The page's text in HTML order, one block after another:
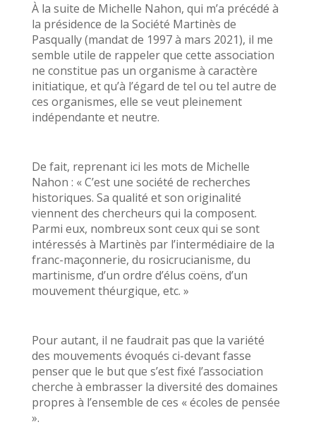
À la suite de Michelle Nahon, qui m’a précédé à
la présidence de la Société Martinès de
Pasqually (mandat de 1997 à mars 2021), il me
semble utile de rappeler que cette association
ne constitue pas un organisme à caractère
initiatique, et qu’à l’égard de tel ou tel autre de
ces organismes, elle se veut pleinement
indépendante et neutre.
De fait, reprenant ici les mots de Michelle
Nahon : « C’est une société de recherches
historiques. Sa qualité et son originalité
viennent des chercheurs qui la composent.
Parmi eux, nombreux sont ceux qui se sont
intéressés à Martinès par l’intermédiaire de la
franc-maçonnerie, du rosicrucianisme, du
martinisme, d’un ordre d’élus coëns, d’un
mouvement théurgique, etc. »
Pour autant, il ne faudrait pas que la variété
des mouvements évoqués ci-devant fasse
penser que le but que s’est fixé l’association
cherche à embrasser la diversité des domaines
propres à l’ensemble de ces « écoles de pensée
».